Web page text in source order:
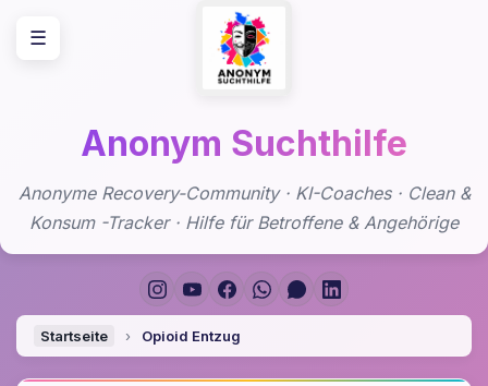
Inhalt
Anonym Suchthilfe
Anonyme Recovery-Community · KI-Coaches · Clean &
Konsum -Tracker · Hilfe für Betroffene & Angehörige
Startseite › Opioid Entzug
☰